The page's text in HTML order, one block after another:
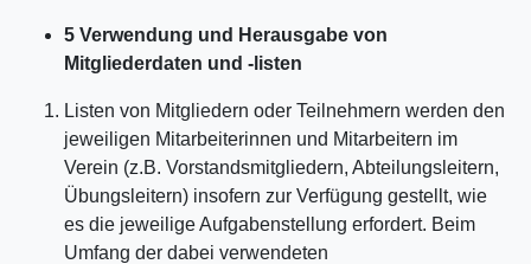
5 Verwendung und Herausgabe von
Mitgliederdaten und -listen
Listen von Mitgliedern oder Teilnehmern werden den
jeweiligen Mitarbeiterinnen und Mitarbeitern im
Verein (z.B. Vorstandsmitgliedern, Abteilungsleitern,
Übungsleitern) insofern zur Verfügung gestellt, wie
es die jeweilige Aufgabenstellung erfordert. Beim
Umfang der dabei verwendeten